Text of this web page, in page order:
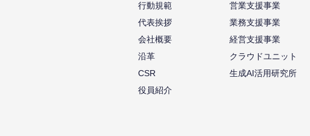
行動規範
代表挨拶
会社概要
沿革
CSR
役員紹介
営業支援事業
業務支援事業
経営支援事業
クラウドユニット
生成AI活用研究所